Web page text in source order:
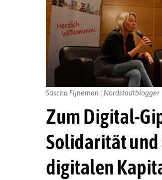
Zum Digital-
Solidarität
digitalen
Sascha Fijneman | Nordstadtblogger